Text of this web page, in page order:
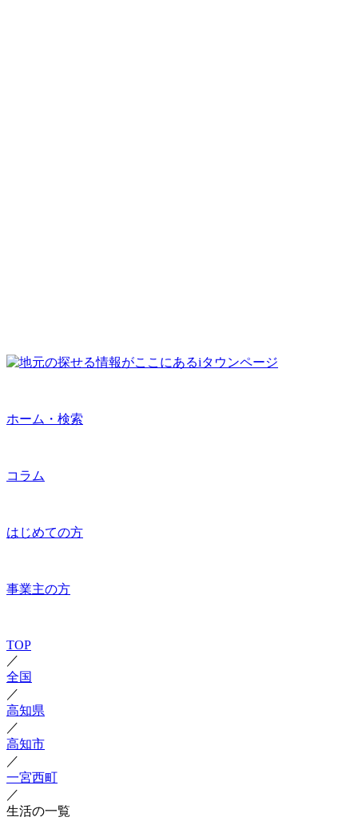
ホーム・検索
コラム
はじめての方
事業主の方
TOP
／
全国
／
高知県
／
高知市
／
一宮西町
／
生活の一覧